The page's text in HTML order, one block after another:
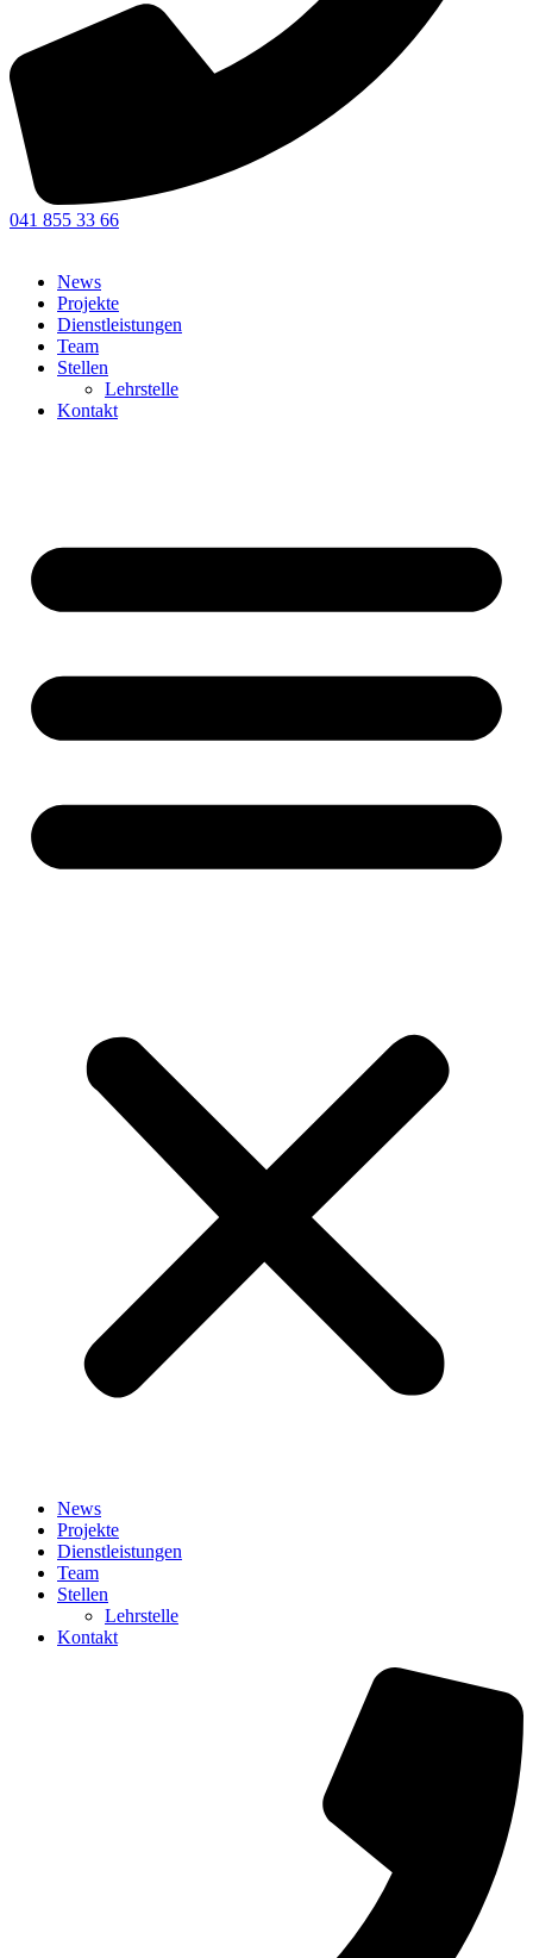
041 855 33 66
News
Projekte
Dienstleistungen
Team
Stellen
Lehrstelle
Kontakt
News
Projekte
Dienstleistungen
Team
Stellen
Lehrstelle
Kontakt